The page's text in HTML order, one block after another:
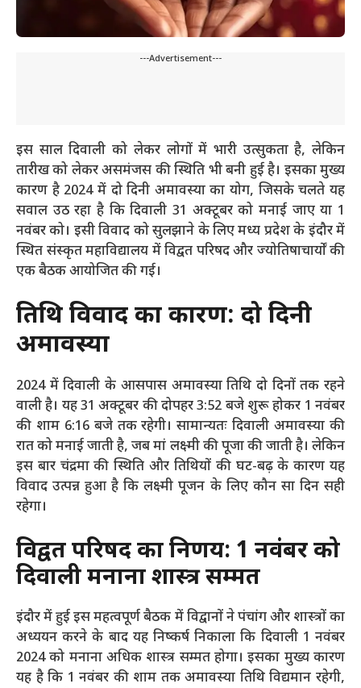
---Advertisement---
इस साल दिवाली को लेकर लोगों में भारी उत्सुकता है, लेकिन
तारीख को लेकर असमंजस की स्थिति भी बनी हुई है। इसका मुख्य
कारण है 2024 में दो दिनी अमावस्या का योग, जिसके चलते यह
सवाल उठ रहा है कि दिवाली 31 अक्टूबर को मनाई जाए या 1
नवंबर को। इसी विवाद को सुलझाने के लिए मध्य प्रदेश के इंदौर में
स्थित संस्कृत महाविद्यालय में विद्वत परिषद और ज्योतिषाचार्यों की
एक बैठक आयोजित की गई।
तिथि विवाद का कारण: दो दिनी
अमावस्या
2024 में दिवाली के आसपास अमावस्या तिथि दो दिनों तक रहने
वाली है। यह 31 अक्टूबर की दोपहर 3:52 बजे शुरू होकर 1 नवंबर
की शाम 6:16 बजे तक रहेगी। सामान्यतः दिवाली अमावस्या की
रात को मनाई जाती है, जब मां लक्ष्मी की पूजा की जाती है। लेकिन
इस बार चंद्रमा की स्थिति और तिथियों की घट-बढ़ के कारण यह
विवाद उत्पन्न हुआ है कि लक्ष्मी पूजन के लिए कौन सा दिन सही
रहेगा​।
विद्वत परिषद का निर्णय: 1 नवंबर को
दिवाली मनाना शास्त्र सम्मत
इंदौर में हुई इस महत्वपूर्ण बैठक में विद्वानों ने पंचांग और शास्त्रों का
अध्ययन करने के बाद यह निष्कर्ष निकाला कि दिवाली 1 नवंबर
2024 को मनाना अधिक शास्त्र सम्मत होगा। इसका मुख्य कारण
यह है कि 1 नवंबर की शाम तक अमावस्या तिथि विद्यमान रहेगी,